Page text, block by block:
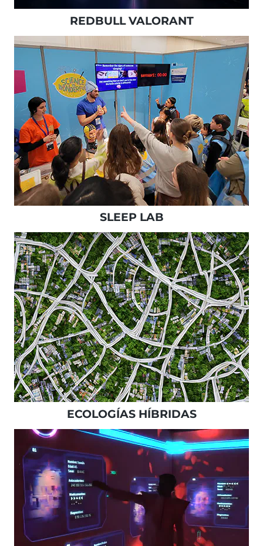
REDBULL VALORANT
SLEEP LAB
ECOLOGÍAS HÍBRIDAS